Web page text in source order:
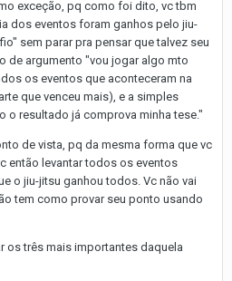
exceção, pq como foi dito, vc tbm
dos eventos foram ganhos pelo jiu-
sem parar pra pensar que talvez seu
de argumento "vou jogar algo mto
os eventos que aconteceram na
que venceu mais), e a simples
o resultado já comprova minha tese."
de vista, pq da mesma forma que vc
então levantar todos os eventos
o jiu-jitsu ganhou todos. Vc não vai
tem como provar seu ponto usando
os três mais importantes daquela